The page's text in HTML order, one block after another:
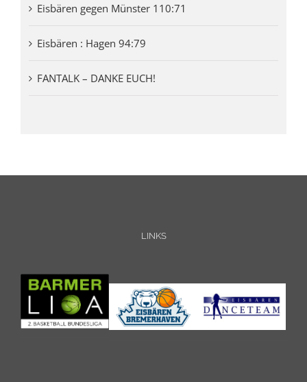
Eisbären gegen Münster 110:71
Eisbären : Hagen 94:79
FANTALK – DANKE EUCH!
LINKS